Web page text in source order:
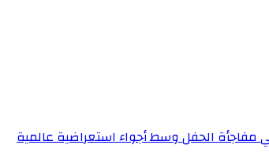
الحفل وسط أجواء استعراضية عالمية